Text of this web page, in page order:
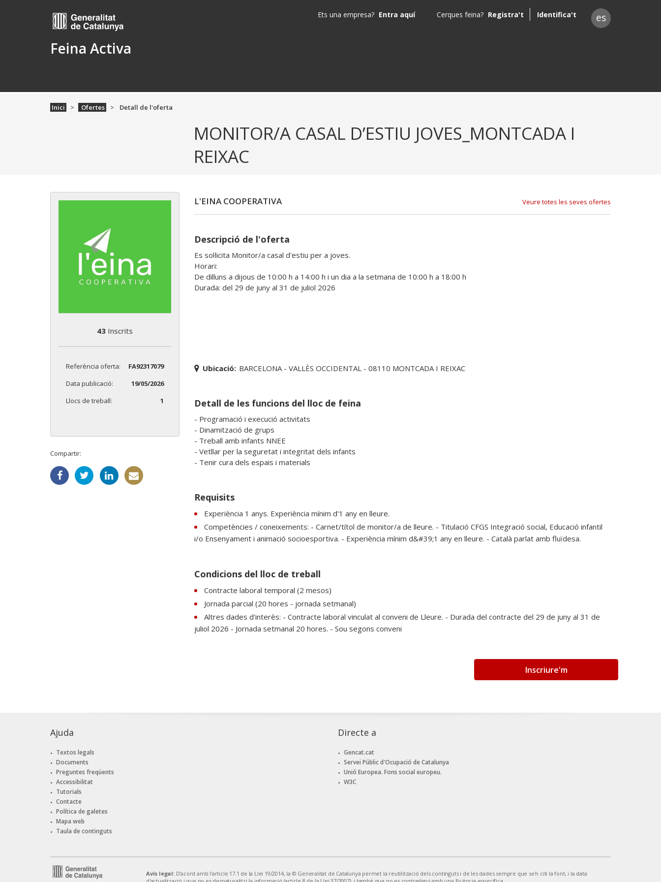
Feina Activa
Ets una empresa? Entra aquí Cerques feina? Registra't Identifica't es
Inici Ofertes Detall de l'oferta
MONITOR/A CASAL D’ESTIU JOVES_MONTCADA I
REIXAC
43Inscrits
Referència oferta:
FA92317079
Data publicació:
19/05/2026
Llocs de treball:
1
Compartir:
L'EINA COOPERATIVA Veure totes les seves ofertes
Descripció de l'oferta
Es sol·licita Monitor/a casal d'estiu per a joves.
Horari:
De dilluns a dijous de 10:00 h a 14:00 h i un dia a la setmana de 10:00 h a 18:00 h
Durada: del 29 de juny al 31 de juliol 2026
Ubicació: BARCELONA - VALLÈS OCCIDENTAL - 08110 MONTCADA I REIXAC
Detall de les funcions del lloc de feina
- Programació i execució activitats
- Dinamització de grups
- Treball amb infants NNEE
- Vetllar per la seguretat i integritat dels infants
- Tenir cura dels espais i materials
Requisits
Experiència 1 anys. Experiència mínim d'1 any en lleure.
Competències / coneixements: - Carnet/títol de monitor/a de lleure. - Titulació CFGS Integració social, Educació infantil
i/o Ensenyament i animació socioesportiva. - Experiència mínim d&#39;1 any en lleure. - Català parlat amb fluïdesa.
Condicions del lloc de treball
Contracte laboral temporal (2 mesos)
Jornada parcial (20 hores - jornada setmanal)
Altres dades d'interès: - Contracte laboral vinculat al conveni de Lleure. - Durada del contracte del 29 de juny al 31 de
juliol 2026 - Jornada setmanal 20 hores. - Sou segons conveni
Inscriure'm
Ajuda
Textos legals
Documents
Preguntes freqüents
Accessibilitat
Tutorials
Contacte
Política de galetes
Mapa web
Taula de continguts
Directe a
Gencat.cat
Servei Públic d'Ocupació de Catalunya
Unió Europea. Fons social europeu.
W3C
Avís legal:D'acord amb l'article 17.1 de la Llei 19/2014, la © Generalitat de Catalunya permet la reutilització dels continguts i de les dades sempre que se'n citi la font, i la data